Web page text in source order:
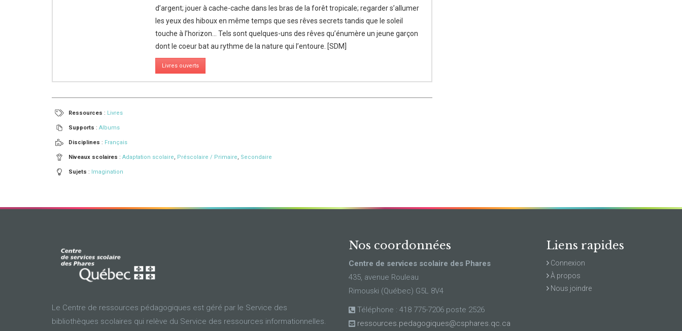
d’argent; jouer à cache-cache dans les bras de la forêt tropicale; regarder s’allumer
les yeux des hiboux en même temps que ses rêves secrets tandis que le soleil
touche à l’horizon… Tels sont quelques-uns des rêves qu’énumère un jeune garçon
dont le coeur bat au rythme de la nature qui l’entoure. [SDM]
Livres ouverts
Ressources : Livres
Supports : Albums
Disciplines : Français
Niveaux scolaires : Adaptation scolaire, Préscolaire / Primaire, Secondaire
Sujets : Imagination
Le Centre de ressources pédagogiques est géré par le Service des
bibliothèques scolaires qui relève du Service des ressources informationnelles.
Nos coordonnées
Centre de services scolaire des Phares
435, avenue Rouleau
Rimouski (Québec) G5L 8V4
Téléphone : 418 775-7206 poste 2526
ressources.pedagogiques@csphares.qc.ca
Liens rapides
Connexion
À propos
Nous joindre